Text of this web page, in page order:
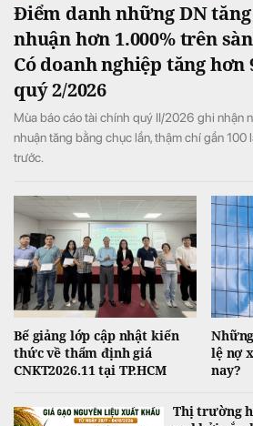
Điểm danh những DN
nhuận hơn 1.000% trên
Có doanh nghiệp tăng hơn
quý 2/2026
Mùa báo cáo tài chính quý II/2026 ghi nhận
nhuận tăng bằng chục lần, thậm chí gần 100
trước.
Bế giảng lớp cập nhật kiến
thức về thẩm định giá
CNKT2026.11 tại TP.HCM
lệ nợ
nay?
Thị trường